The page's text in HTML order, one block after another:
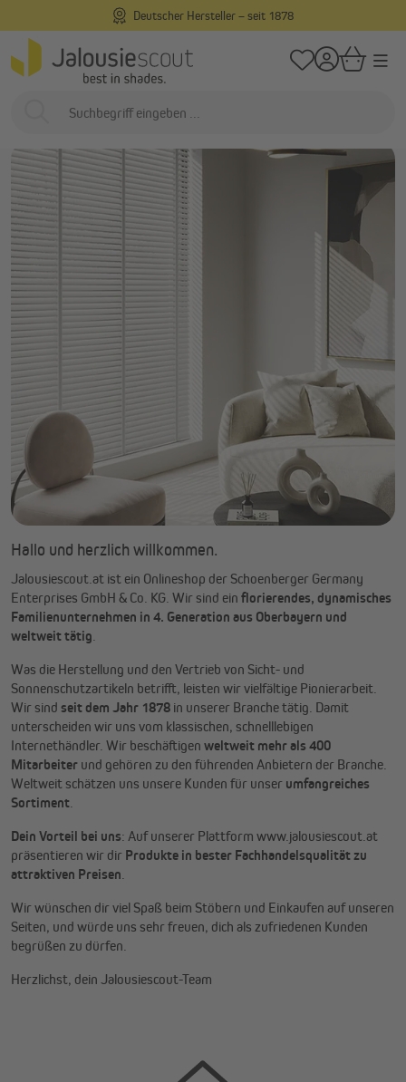
Deutscher Hersteller – seit 1878
Startseite
Darum Jalousiescout…
Hallo und herzlich willkommen.
Jalousiescout.at ist ein Onlineshop der Schoenberger Germany
Enterprises GmbH & Co. KG. Wir sind ein florierendes, dynamisches
Familienunternehmen in 4. Generation aus Oberbayern und
weltweit tätig.
Was die Herstellung und den Vertrieb von Sicht- und
Sonnenschutzartikeln betrifft, leisten wir vielfältige Pionierarbeit.
Wir sind seit dem Jahr 1878 in unserer Branche tätig. Damit
unterscheiden wir uns vom klassischen, schnelllebigen
Internethändler. Wir beschäftigen weltweit mehr als 400
Mitarbeiter und gehören zu den führenden Anbietern der Branche.
Weltweit schätzen uns unsere Kunden für unser umfangreiches
Sortiment.
Dein Vorteil bei uns: Auf unserer Plattform www.jalousiescout.at
präsentieren wir dir Produkte in bester Fachhandelsqualität zu
attraktiven Preisen.
Wir wünschen dir viel Spaß beim Stöbern und Einkaufen auf unseren
Seiten, und würde uns sehr freuen, dich als zufriedenen Kunden
begrüßen zu dürfen.
Herzlichst, dein Jalousiescout-Team